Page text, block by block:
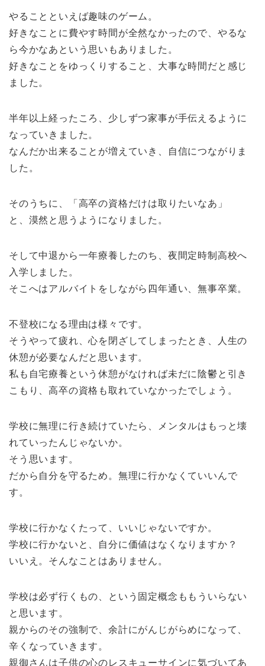
やることといえば趣味のゲーム。
好きなことに費やす時間が全然なかったので、やるな
ら今かなあという思いもありました。
好きなことをゆっくりすること、大事な時間だと感じ
ました。
半年以上経ったころ、少しずつ家事が手伝えるように
なっていきました。
なんだか出来ることが増えていき、自信につながりま
した。
そのうちに、「高卒の資格だけは取りたいなあ」
と、漠然と思うようになりました。
そして中退から一年療養したのち、夜間定時制高校へ
入学しました。
そこへはアルバイトをしながら四年通い、無事卒業。
不登校になる理由は様々です。
そうやって疲れ、心を閉ざしてしまったとき、人生の
休憩が必要なんだと思います。
私も自宅療養という休憩がなければ未だに陰鬱と引き
こもり、高卒の資格も取れていなかったでしょう。
学校に無理に行き続けていたら、メンタルはもっと壊
れていったんじゃないか。
そう思います。
だから自分を守るため。無理に行かなくていいんで
す。
学校に行かなくたって、いいじゃないですか。
学校に行かないと、自分に価値はなくなりますか？
いいえ。そんなことはありません。
学校は必ず行くもの、という固定概念ももういらない
と思います。
親からのその強制で、余計にがんじがらめになって、
辛くなっていきます。
親御さんは子供の心のレスキューサインに気づいてあ